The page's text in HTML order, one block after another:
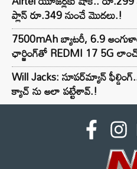
ప్లాన్ రూ.349 నుంచే మొదలు.!
7500mAh బ్యాటరీ, 6.9
ఛార్జింగ్‌తో REDMI 17 5G
Will Jacks: సూపర్‌మ్యాన్
క్యాచ్ ను అలా పట్టేశావ్.!